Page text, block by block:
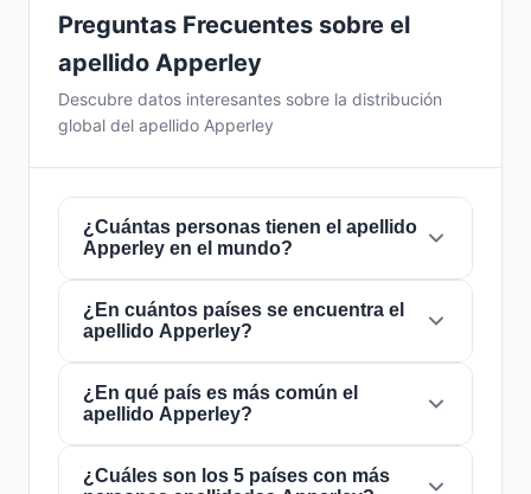
Preguntas Frecuentes sobre el
apellido Apperley
Descubre datos interesantes sobre la distribución
global del apellido Apperley
¿Cuántas personas tienen el apellido
Apperley en el mundo?
Actualmente hay aproximadamente1.640
personascon el apellido
mundo. Esto significa que aproximadamente 1
de cada4,878,049 personasen el mundo
lleva este apellido. Se encuentra presente en
18 países, lo que refleja su distribución global.
¿En cuántos países se encuentra el
apellido Apperley?
El apellidoApperleyestá presente en
paísesde todo el mundo. Esto lo clasifica
como un apellido de alcancelocal. Su
presencia en múltiples países indica patrones
¿En qué país es más común el
apellido Apperley?
El apellidoApperleyes más común en
¿Cuáles son los 5 países con más